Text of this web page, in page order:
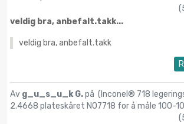
(
veldig bra, anbefalt.takk...
veldig bra, anbefalt.takk
Av g_u_s_u_k G.på (Inconel® 718
2.4668 plateskåret N07718 for å måle 100-
(